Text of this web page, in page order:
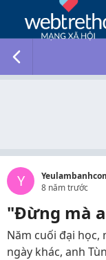
Y
8 năm trước
"Đừng mà
Năm cuối đại học,
ngày khác, anh